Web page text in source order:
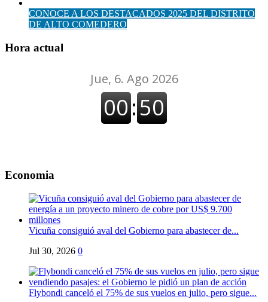
CONOCE A LOS DESTACADOS 2025 DEL DISTRITO
DE ALTO COMEDERO
Hora actual
Economia
Vicuña consiguió aval del Gobierno para abastecer de...
Jul 30, 2026 0
Flybondi canceló el 75% de sus vuelos en julio, pero sigue...